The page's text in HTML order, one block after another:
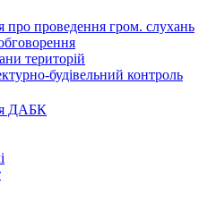
проведення гром. слухань
територій
будівельний контроль
ДАБК